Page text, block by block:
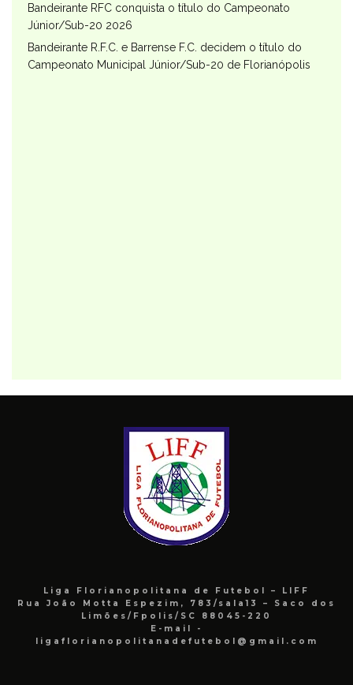
Bandeirante RFC conquista o título do Campeonato
Júnior/Sub-20 2026
Bandeirante R.F.C. e Barrense F.C. decidem o título do
Campeonato Municipal Júnior/Sub-20 de Florianópolis
Liga Florianopolitana de Futebol – LIFF
Rua João Motta Espezim, 783/sala13 – Saco dos
Limões/Fpolis/SC 88045-220
E-mail -
ligaflorianopolitanadefutebol@gmail.com